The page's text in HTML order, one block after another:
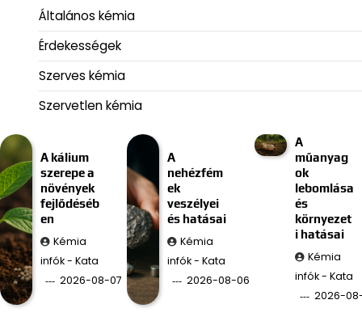
Általános kémia
Érdekességek
Szerves kémia
Szervetlen kémia
A kálium
szerepe a
növények
fejlődéséb
en
Kémia
infók - Kata
2026-08-07
A
nehézfém
ek
veszélyei
és hatásai
Kémia
infók - Kata
2026-08-06
A
műanyag
ok
lebomlása
és
környezet
i hatásai
Kémia
infók - Kata
2026-